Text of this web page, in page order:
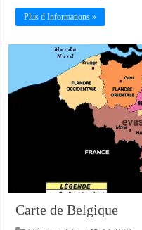
Plus d Informations »
Carte de Belgique